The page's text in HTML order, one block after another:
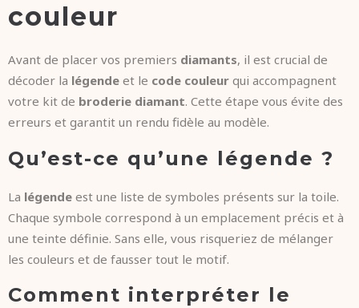
couleur
Avant de placer vos premiers diamants, il est crucial de
décoder la légende et le code couleur qui accompagnent
votre kit de broderie diamant. Cette étape vous évite des
erreurs et garantit un rendu fidèle au modèle.
Qu’est-ce qu’une légende ?
La légende est une liste de symboles présents sur la toile.
Chaque symbole correspond à un emplacement précis et à
une teinte définie. Sans elle, vous risqueriez de mélanger
les couleurs et de fausser tout le motif.
Comment interpréter le